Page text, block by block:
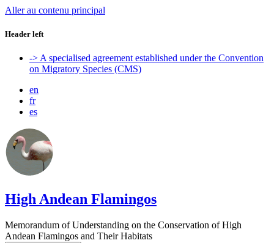
Aller au contenu principal
Header left
-> A specialised agreement established under the Convention
on Migratory Species (CMS)
en
fr
es
High Andean Flamingos
Memorandum of Understanding on the Conservation of High
Andean Flamingos and Their Habitats